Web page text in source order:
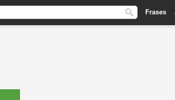
Frases